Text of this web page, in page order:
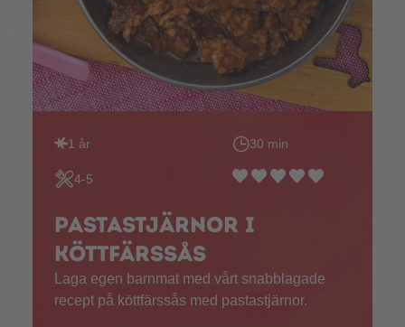
1 år 30 min
4-5
Pastastjärnor i
köttfärssås
Laga egen barnmat med vårt snabblagade
recept på köttfärssås med pastastjärnor.